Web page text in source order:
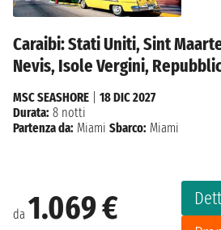
Caraibi: Stati Uniti, Sint
Nevis, Isole Vergini,
da 1.069 €
MSC SEASHORE
18 DIC 2027
Durata: 8 notti
Partenza da: Miami Sbarco: Miami